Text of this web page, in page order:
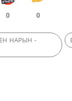
0 0
НАРЫН -